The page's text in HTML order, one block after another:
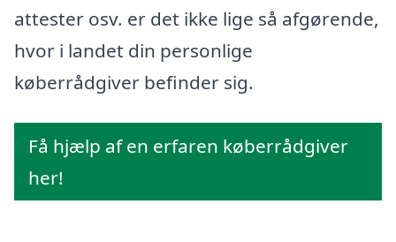
attester osv. er det ikke lige så afgørende,
hvor i landet din personlige
køberrådgiver befinder sig.
Få hjælp af en erfaren køberrådgiver
her!